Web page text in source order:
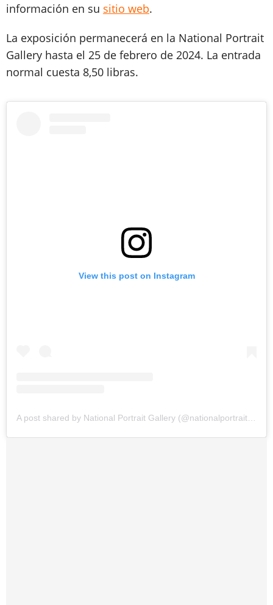
información en su sitio web.
La exposición permanecerá en la National Portrait
Gallery hasta el 25 de febrero de 2024. La entrada
normal cuesta 8,50 libras.
View this post on Instagram